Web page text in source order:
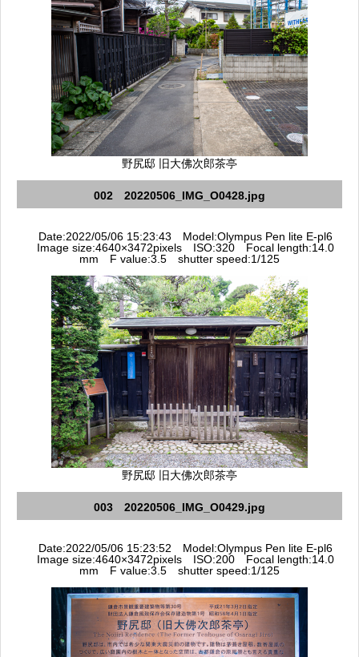
野尻邸 旧大佛次郎茶亭
002 20220506_IMG_O0428.jpg
Date:2022/05/06 15:23:43 Model:Olympus Pen lite E-pl6
Image size:4640×3472pixels ISO:320 Focal length:14.0
mm F value:3.5 shutter speed:1/125
野尻邸 旧大佛次郎茶亭
003 20220506_IMG_O0429.jpg
Date:2022/05/06 15:23:52 Model:Olympus Pen lite E-pl6
Image size:4640×3472pixels ISO:200 Focal length:14.0
mm F value:3.5 shutter speed:1/125